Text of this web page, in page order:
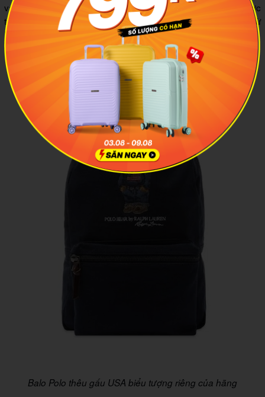
vai điều chỉnh được và túi trong rộng rãi. Hình ảnh gấu được
thêu đồ họa tỉ mỉ chính là điểm cộng lớn thu hút khách hàng từ
lần đầu bắt gặp.
Balo Polo thêu gấu USA biểu tượng riêng của hãng